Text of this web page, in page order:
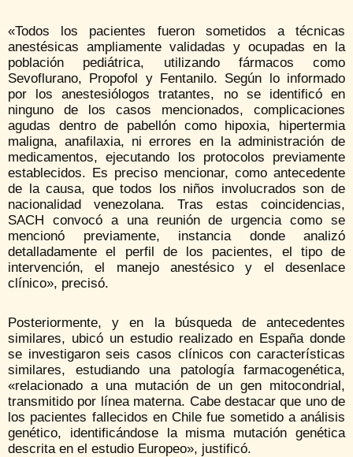
«Todos los pacientes fueron sometidos a técnicas
anestésicas ampliamente validadas y ocupadas en la
población pediátrica, utilizando fármacos como
Sevoflurano, Propofol y Fentanilo. Según lo informado
por los anestesiólogos tratantes, no se identificó en
ninguno de los casos mencionados, complicaciones
agudas dentro de pabellón como hipoxia, hipertermia
maligna, anafilaxia, ni errores en la administración de
medicamentos, ejecutando los protocolos previamente
establecidos. Es preciso mencionar, como antecedente
de la causa, que todos los niños involucrados son de
nacionalidad venezolana. Tras estas coincidencias,
SACH convocó a una reunión de urgencia como se
mencionó previamente, instancia donde analizó
detalladamente el perfil de los pacientes, el tipo de
intervención, el manejo anestésico y el desenlace
clínico», precisó.
Posteriormente, y en la búsqueda de antecedentes
similares, ubicó un estudio realizado en España donde
se investigaron seis casos clínicos con características
similares, estudiando una patología farmacogenética,
«relacionado a una mutación de un gen mitocondrial,
transmitido por línea materna. Cabe destacar que uno de
los pacientes fallecidos en Chile fue sometido a análisis
genético, identificándose la misma mutación genética
descrita en el estudio Europeo», justificó.